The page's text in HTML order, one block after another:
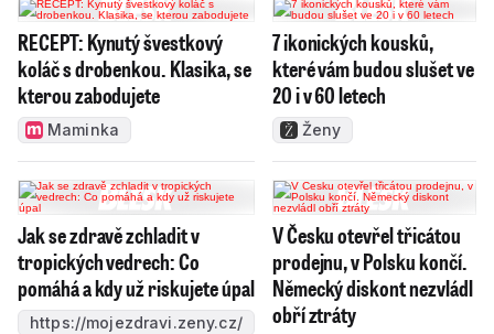
RECEPT: Kynutý švestkový
koláč s drobenkou. Klasika, se
kterou zabodujete
Maminka
7 ikonických kousků,
které vám budou slušet ve
20 i v 60 letech
Ženy
Jak se zdravě zchladit v
tropických vedrech: Co
pomáhá a kdy už riskujete úpal
https://mojezdravi.zeny.cz/
V Česku otevřel třicátou
prodejnu, v Polsku končí.
Německý diskont nezvládl
obří ztráty